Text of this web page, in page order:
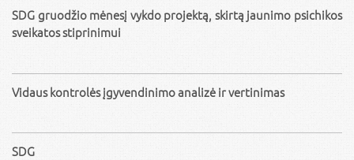
SDG gruodžio mėnesį vykdo projektą, skirtą jaunimo psichikos
sveikatos stiprinimui
Vidaus kontrolės įgyvendinimo analizė ir vertinimas
SDG